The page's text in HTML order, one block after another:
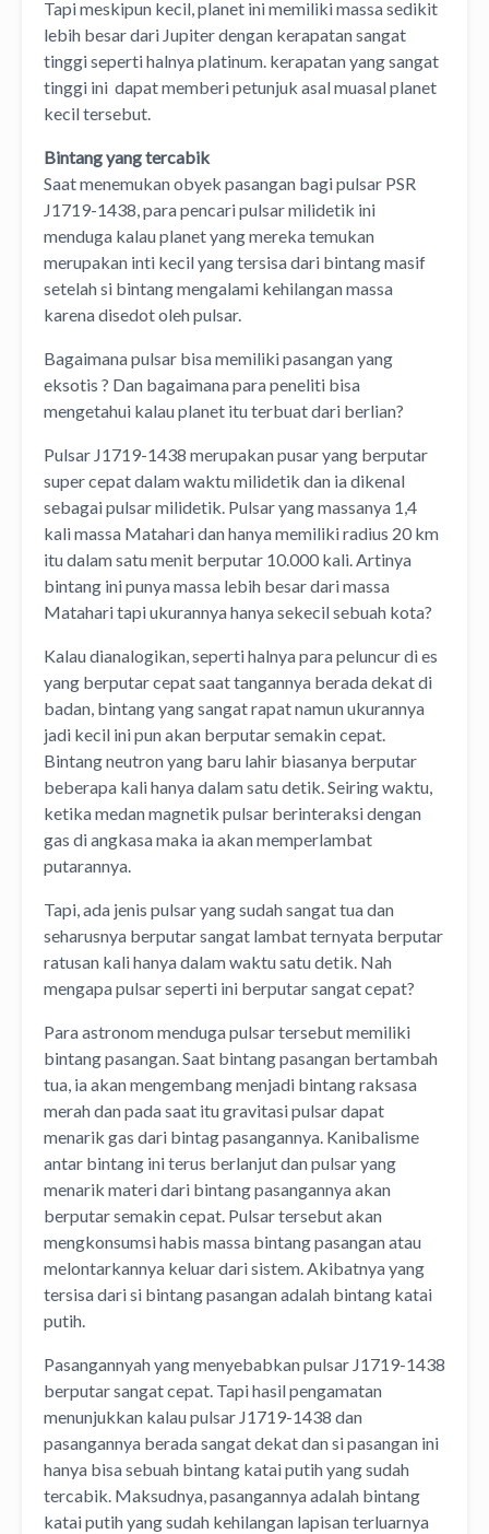
Tapi meskipun kecil, planet ini memiliki massa sedikit
lebih besar dari Jupiter dengan kerapatan sangat
tinggi seperti halnya platinum. kerapatan yang sangat
tinggi ini dapat memberi petunjuk asal muasal planet
kecil tersebut.
Bintang yang tercabik
Saat menemukan obyek pasangan bagi pulsar PSR
J1719-1438, para pencari pulsar milidetik ini
menduga kalau planet yang mereka temukan
merupakan inti kecil yang tersisa dari bintang masif
setelah si bintang mengalami kehilangan massa
karena disedot oleh pulsar.
Bagaimana pulsar bisa memiliki pasangan yang
eksotis ? Dan bagaimana para peneliti bisa
mengetahui kalau planet itu terbuat dari berlian?
Pulsar J1719-1438 merupakan pusar yang berputar
super cepat dalam waktu milidetik dan ia dikenal
sebagai pulsar milidetik. Pulsar yang massanya 1,4
kali massa Matahari dan hanya memiliki radius 20 km
itu dalam satu menit berputar 10.000 kali. Artinya
bintang ini punya massa lebih besar dari massa
Matahari tapi ukurannya hanya sekecil sebuah kota?
Kalau dianalogikan, seperti halnya para peluncur di es
yang berputar cepat saat tangannya berada dekat di
badan, bintang yang sangat rapat namun ukurannya
jadi kecil ini pun akan berputar semakin cepat.
Bintang neutron yang baru lahir biasanya berputar
beberapa kali hanya dalam satu detik. Seiring waktu,
ketika medan magnetik pulsar berinteraksi dengan
gas di angkasa maka ia akan memperlambat
putarannya.
Tapi, ada jenis pulsar yang sudah sangat tua dan
seharusnya berputar sangat lambat ternyata berputar
ratusan kali hanya dalam waktu satu detik. Nah
mengapa pulsar seperti ini berputar sangat cepat?
Para astronom menduga pulsar tersebut memiliki
bintang pasangan. Saat bintang pasangan bertambah
tua, ia akan mengembang menjadi bintang raksasa
merah dan pada saat itu gravitasi pulsar dapat
menarik gas dari bintag pasangannya. Kanibalisme
antar bintang ini terus berlanjut dan pulsar yang
menarik materi dari bintang pasangannya akan
berputar semakin cepat. Pulsar tersebut akan
mengkonsumsi habis massa bintang pasangan atau
melontarkannya keluar dari sistem. Akibatnya yang
tersisa dari si bintang pasangan adalah bintang katai
putih.
Pasangannyah yang menyebabkan pulsar J1719-1438
berputar sangat cepat. Tapi hasil pengamatan
menunjukkan kalau pulsar J1719-1438 dan
pasangannya berada sangat dekat dan si pasangan ini
hanya bisa sebuah bintang katai putih yang sudah
tercabik. Maksudnya, pasangannya adalah bintang
katai putih yang sudah kehilangan lapisan terluarnya